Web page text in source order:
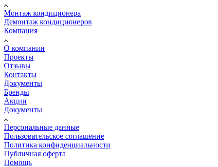
Монтаж кондиционера
Демонтаж кондиционеров
Компания
О компании
Проекты
Отзывы
Контакты
Документы
Бренды
Акции
Документы
Персональные данные
Пользовательское соглашение
Политика конфиденциальности
Публичная оферта
Помощь